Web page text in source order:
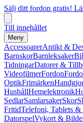
Sälj ditt fordon gratis!
Till innehållet
Meny
AccessoarerAntikt &
BarnskorBarnleksaker
TidningarDatorer &
VideofilmerFordon
OptikFrimärken
HushållHemelektronik
SedlarSamlarsakerSkor
FritidTelefoni, Tablets &
DatorspelVykort &